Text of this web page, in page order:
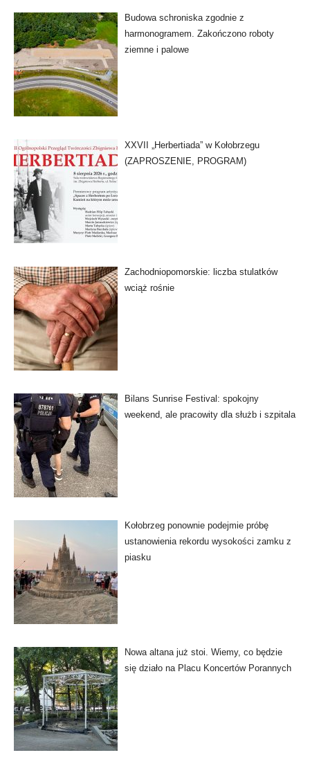
Budowa schroniska zgodnie z
harmonogramem. Zakończono roboty
ziemne i palowe
XXVII „Herbertiada” w Kołobrzegu
(ZAPROSZENIE, PROGRAM)
Zachodniopomorskie: liczba stulatków
wciąż rośnie
Bilans Sunrise Festival: spokojny
weekend, ale pracowity dla służb i szpitala
Kołobrzeg ponownie podejmie próbę
ustanowienia rekordu wysokości zamku z
piasku
Nowa altana już stoi. Wiemy, co będzie
się działo na Placu Koncertów Porannych